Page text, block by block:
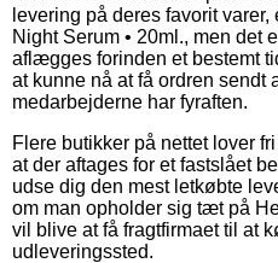
levering på deres favorit
Night Serum • 20ml., men det
aflægges forinden et bestemt
at kunne nå at få ordren sendt
medarbejderne har fyraften.
Flere butikker på nettet lover
at der aftages for et fastslået
udse dig den mest letkøbte
om man opholder sig tæt på
vil blive at få fragtfirmaet til at
udleveringssted.